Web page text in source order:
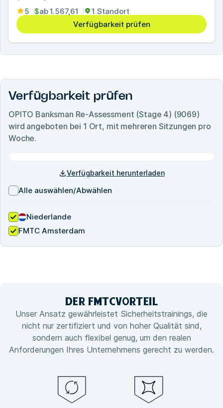
5 $ab1.567,61
1 Standort
Verfügbarkeit prüfen
Verfügbarkeit prüfen
OPITO Banksman Re-Assessment (Stage 4) (9069)
wird angeboten bei 1 Ort, mit mehreren Sitzungen pro
Woche.
Verfügbarkeit herunterladen
Alle auswählen/Abwählen
Niederlande
FMTC Amsterdam
DER FMTCVORTEIL
Unser Ansatz gewährleistet Sicherheitstrainings, die
nicht nur zertifiziert und von hoher Qualität sind,
sondern auch flexibel genug, um den realen
Anforderungen Ihres Unternehmens gerecht zu werden.